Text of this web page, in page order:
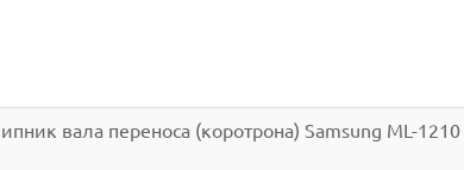
вала переноса (коротрона) Samsung ML-